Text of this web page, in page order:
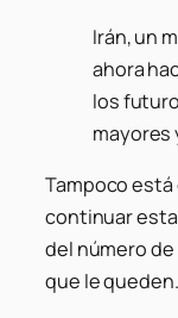
Irán, un
ahora
los
mayores
Tampoco
continuar
del número
que le queden.